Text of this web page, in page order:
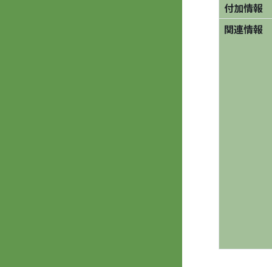
付加情報
関連情報